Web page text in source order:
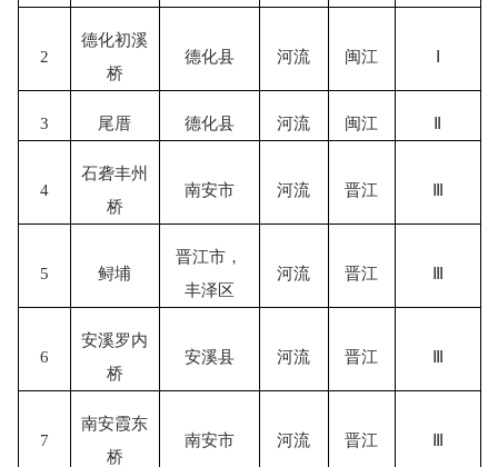
2
德化初溪
桥
德化县 河流 闽江 Ⅰ
3 尾厝 德化县 河流 闽江 Ⅱ
4
石砻丰州
桥
南安市 河流 晋江 Ⅲ
5 鲟埔
晋江市，
丰泽区
河流 晋江 Ⅲ
6
安溪罗内
桥
安溪县 河流 晋江 Ⅲ
7
南安霞东
桥
南安市 河流 晋江 Ⅲ